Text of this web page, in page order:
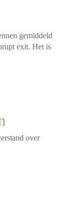
gemiddeld
exit. Het is
over